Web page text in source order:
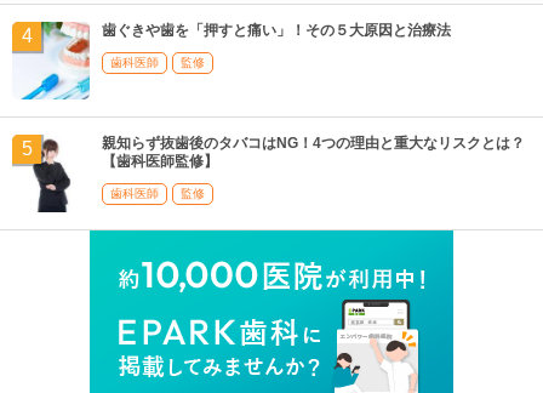
歯ぐきや歯を「押すと痛い」！その５大原因と治療法
歯科医師 監修
親知らず抜歯後のタバコはNG！4つの理由と重大なリスクとは？
【歯科医師監修】
歯科医師 監修